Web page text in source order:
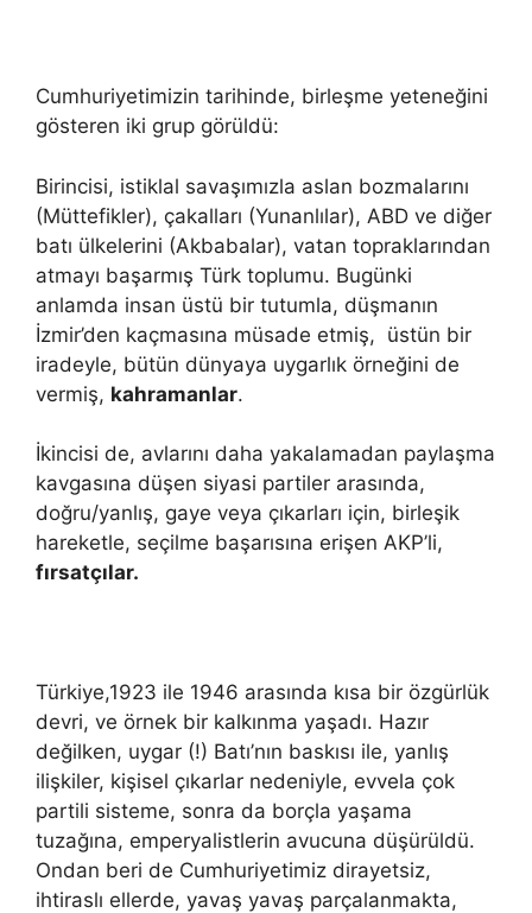
Cumhuriyetimizin tarihinde, birleşme yeteneğini
gösteren iki grup görüldü:
Birincisi, istiklal savaşımızla aslan bozmalarını
(Müttefikler), çakalları (Yunanlılar), ABD ve diğer
batı ülkelerini (Akbabalar), vatan topraklarından
atmayı başarmış Türk toplumu. Bugünki
anlamda insan üstü bir tutumla, düşmanın
İzmir’den kaçmasına müsade etmiş, üstün bir
iradeyle, bütün dünyaya uygarlık örneğini de
vermiş, kahramanlar.
İkincisi de, avlarını daha yakalamadan paylaşma
kavgasına düşen siyasi partiler arasında,
doğru/yanlış, gaye veya çıkarları için, birleşik
hareketle, seçilme başarısına erişen AKP’li,
fırsatçılar.
Türkiye,1923 ile 1946 arasında kısa bir özgürlük
devri, ve örnek bir kalkınma yaşadı. Hazır
değilken, uygar (!) Batı’nın baskısı ile, yanlış
ilişkiler, kişisel çıkarlar nedeniyle, evvela çok
partili sisteme, sonra da borçla yaşama
tuzağına, emperyalistlerin avucuna düşürüldü.
Ondan beri de Cumhuriyetimiz dirayetsiz,
ihtiraslı ellerde, yavaş yavaş parçalanmakta,